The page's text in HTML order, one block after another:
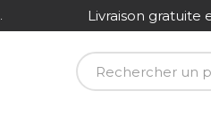
Livraison gratuite